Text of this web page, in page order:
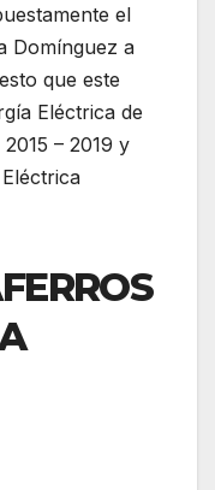
el
Domínguez a
que este
Eléctrica de
– 2019 y